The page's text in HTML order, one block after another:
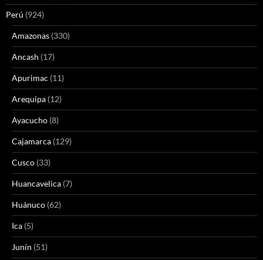
Perú (924)
Amazonas (330)
Ancash (17)
Apurimac (11)
Arequipa (12)
Ayacucho (8)
Cajamarca (129)
Cusco (33)
Huancavelica (7)
Huánuco (62)
Ica (5)
Junín (51)